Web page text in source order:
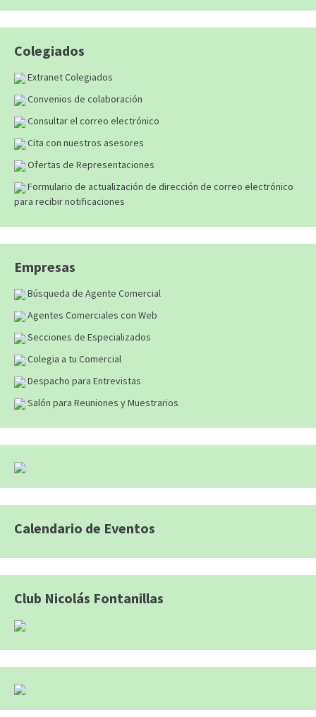
Colegiados
Extranet Colegiados
Convenios de colaboración
Consultar el correo electrónico
Cita con nuestros asesores
Ofertas de Representaciones
Formulario de actualización de dirección de correo electrónico
para recibir notificaciones
Empresas
Búsqueda de Agente Comercial
Agentes Comerciales con Web
Secciones de Especializados
Colegia a tu Comercial
Despacho para Entrevistas
Salón para Reuniones y Muestrarios
Calendario de Eventos
Club Nicolás Fontanillas